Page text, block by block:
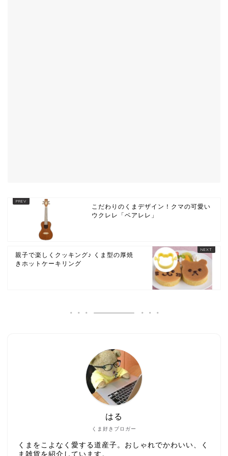
こだわりのくまデザイン！クマの可愛い
ウクレレ「ベアレレ」
親子で楽しくクッキング♪ くま型の厚焼
きホットケーキリング
くま好きブロガー
はる
くまをこよなく愛する道産子。おしゃれでかわいい、く
ま雑貨を紹介しています。